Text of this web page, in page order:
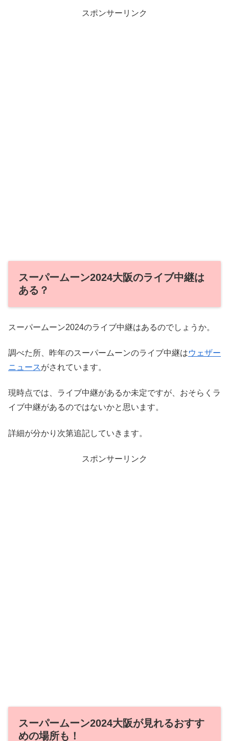
スポンサーリンク
スーパームーン2024大阪のライブ中継は
ある？
スーパームーン2024のライブ中継はあるのでしょうか。
調べた所、昨年のスーパームーンのライブ中継はウェザー
ニュースがされています。
現時点では、ライブ中継があるか未定ですが、おそらくラ
イブ中継があるのではないかと思います。
詳細が分かり次第追記していきます。
スポンサーリンク
スーパームーン2024大阪が見れるおすす
めの場所も！